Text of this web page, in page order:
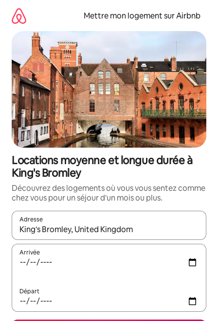
directement
contenu
Mettre mon logement sur Airbnb
Locations moyenne et longue durée à
King's Bromley
Découvrez des logements où vous vous sentez comme
chez vous pour un séjour d'un mois ou plus.
Adresse
Lorsque les résultats s'affichent, utilisez les flèches vers le
Arrivée
Départ